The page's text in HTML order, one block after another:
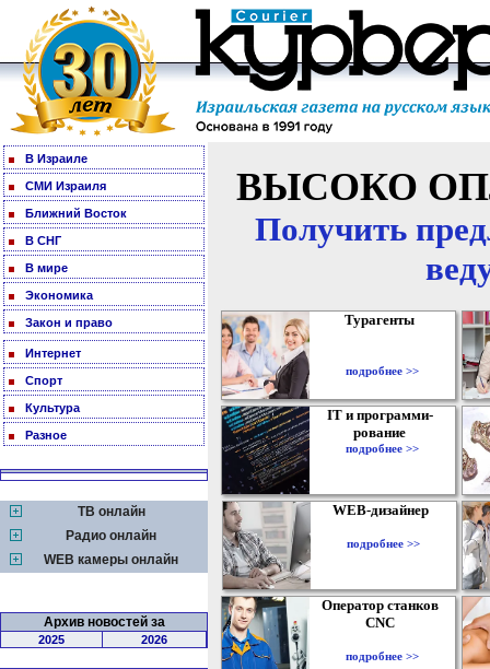
В Израиле
СМИ Израиля
Ближний Восток
В СНГ
В мире
Экономика
Закон и право
Интернет
Спорт
Культура
Разное
ТВ онлайн
Радио онлайн
WEB камеры онлайн
Архив новостей за
2025 2026
ВЫСОКО
Получить
Турагенты
подробнее >>
IT и программи-
рование
подробнее >>
WEB-дизайнер
подробнее >>
Оператор станков
CNC
подробнее >>